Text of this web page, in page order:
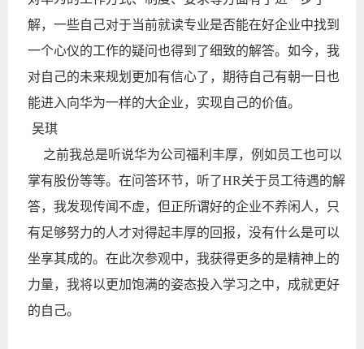
解，一些自己对于当前就读专业是否能在好企业中找到
一个心仪的工作的疑问也得到了细致的解答。如今，我
对自己的未来规划更加有信心了，期待自己有朝一日也
能进入向华为一样的大企业，实现自己的价值。
吴琪
之前我总是听说华为公司福利丰厚，例如员工也可以
掌有股份等等。在问答环节，听了HR关于员工待遇的解
答，我发现传闻不虚，但正所谓好的企业不养闲人，只
有足够努力的人才对得起丰厚的回报，没有什么是可以
坐享其成的。在此次参观中，我获得更多的是精神上的
力量，我将以更加饱满的姿态投入学习之中，成就更好
的自己。